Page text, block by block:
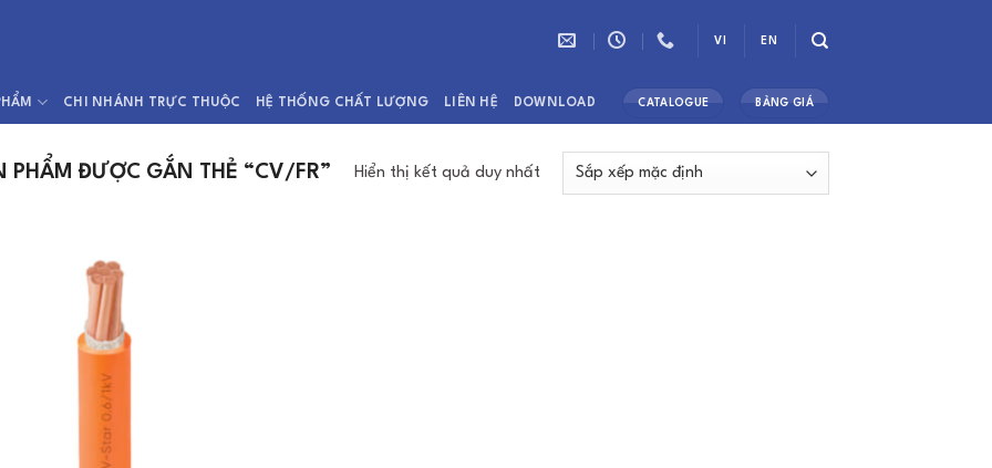
VI EN
CHI NHÁNH TRỰC THUỘC HỆ THỐNG CHẤT LƯỢNG LIÊN HỆ DOWNLOAD CATALOGUE BẢNG GIÁ
PHẨM ĐƯỢC GẮN THẺ “CV/FR” Hiển thị kết quả duy nhất